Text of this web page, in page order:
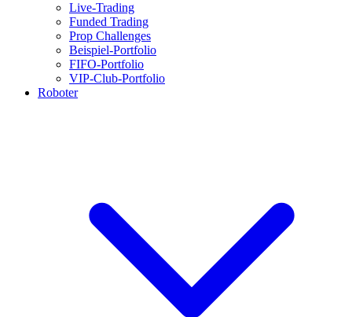
Live-Trading
Funded Trading
Prop Challenges
Beispiel-Portfolio
FIFO-Portfolio
VIP-Club-Portfolio
Roboter